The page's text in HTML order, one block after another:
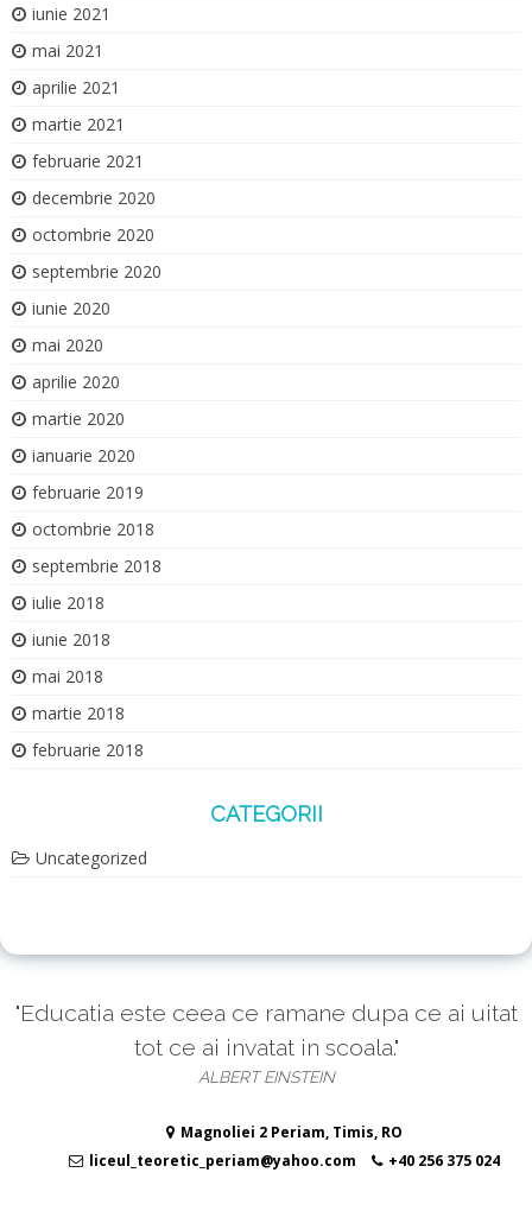
iunie 2021
mai 2021
aprilie 2021
martie 2021
februarie 2021
decembrie 2020
octombrie 2020
septembrie 2020
iunie 2020
mai 2020
aprilie 2020
martie 2020
ianuarie 2020
februarie 2019
octombrie 2018
septembrie 2018
iulie 2018
iunie 2018
mai 2018
martie 2018
februarie 2018
CATEGORII
Uncategorized
"Educatia este ceea ce ramane dupa ce ai uitat
tot ce ai invatat in scoala."
ALBERT EINSTEIN
Magnoliei 2 Periam, Timis, RO
liceul_teoretic_periam@yahoo.com
+40 256 375 024